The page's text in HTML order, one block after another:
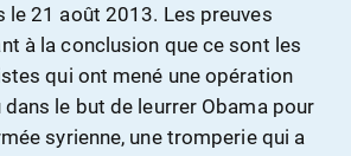
le 21 août 2013. Les preuves
à la conclusion que ce sont les
qui ont mené une opération
le but de leurrer Obama pour
syrienne, une tromperie qui a